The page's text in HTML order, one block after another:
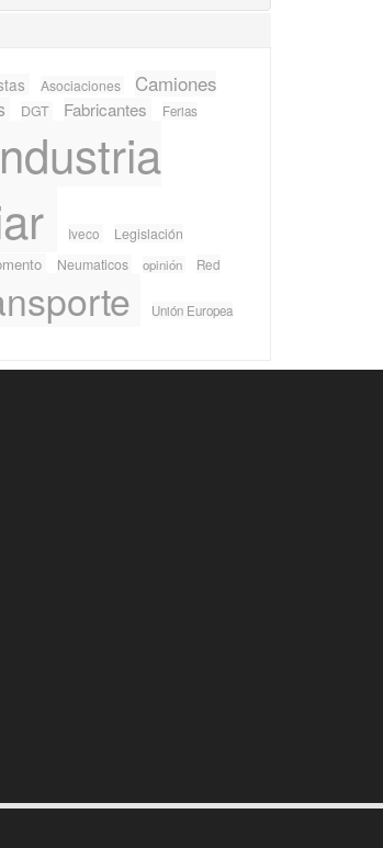
Asociaciones Camiones
DGT Fabricantes Ferias
Iveco Legislación
Neumaticos opinión Red
Unión Europea